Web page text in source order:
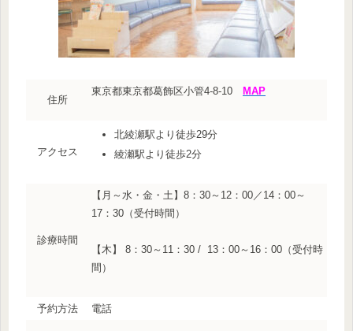
住所
東京都東京都葛飾区小管4-8-10 MAP
アクセス
北綾瀬駅より徒歩29分
綾瀬駅より徒歩2分
診療時間
【月～水・金・土】8：30～12：00／14：00～
17：30（受付時間）
【木】 8：30～11：30 / 13：00～16：00（受付時
間）
予約方法 電話